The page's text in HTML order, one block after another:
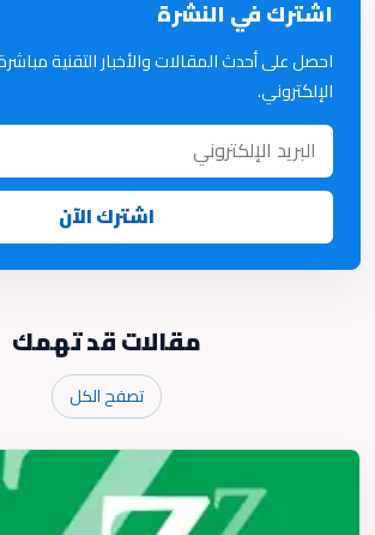
اشترك في النشرة
احصل على أحدث المقالات والأخبار التقنية
الإلكتروني.
اشترك الآن
مقالات قد تهمك
تصفح الكل